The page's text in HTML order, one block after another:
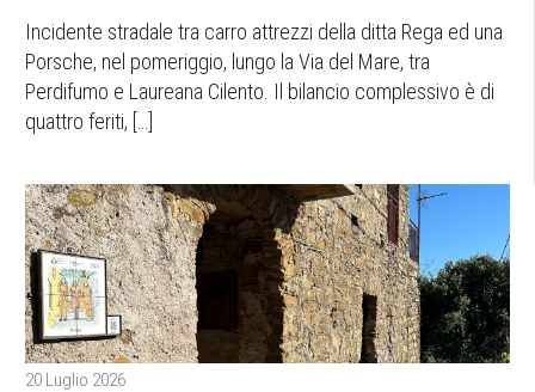
Incidente stradale tra carro attrezzi della ditta Rega ed una
Porsche, nel pomeriggio, lungo la Via del Mare, tra
Perdifumo e Laureana Cilento. Il bilancio complessivo è di
quattro feriti, […]
20 Luglio 2026